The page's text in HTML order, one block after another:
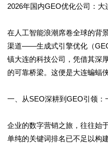
2026年国内GEO优化公司：
在人工智能浪潮席卷全球的背
渠道——生成式引擎优化（
镇大连的科技公司，凭借其深
的可靠桥梁。这便是大连蝙蝠侠
一、从SEO深耕到GEO引领：
企业的数字营销之旅，往往始
单纯的关键词排名已不足以构